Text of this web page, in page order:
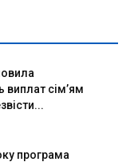
виплат сім’ям
програма